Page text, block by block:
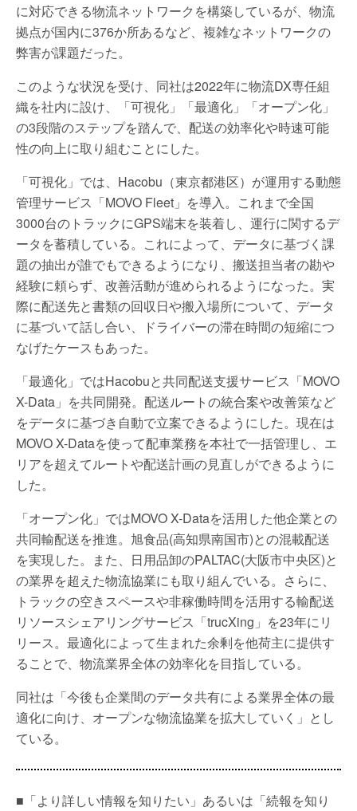
に対応できる物流ネットワークを構築しているが、物流
拠点が国内に376か所あるなど、複雑なネットワークの
弊害が課題だった。
このような状況を受け、同社は2022年に物流DX専任組
織を社内に設け、「可視化」「最適化」「オープン化」
の3段階のステップを踏んで、配送の効率化や時速可能
性の向上に取り組むことにした。
「可視化」では、Hacobu（東京都港区）が運用する動態
管理サービス「MOVO Fleet」を導入。これまで全国
3000台のトラックにGPS端末を装着し、運行に関するデ
ータを蓄積している。これによって、データに基づく課
題の抽出が誰でもできるようになり、搬送担当者の勘や
経験に頼らず、改善活動が進められるようになった。実
際に配送先と書類の回収日や搬入場所について、データ
に基づいて話し合い、ドライバーの滞在時間の短縮につ
なげたケースもあった。
「最適化」ではHacobuと共同配送支援サービス「MOVO
X-Data」を共同開発。配送ルートの統合案や改善策など
をデータに基づき自動で立案できるようにした。現在は
MOVO X-Dataを使って配車業務を本社で一括管理し、エ
リアを超えてルートや配送計画の見直しができるように
した。
「オープン化」ではMOVO X-Dataを活用した他企業との
共同輸配送を推進。旭食品(高知県南国市)との混載配送
を実現した。また、日用品卸のPALTAC(大阪市中央区)と
の業界を超えた物流協業にも取り組んでいる。さらに、
トラックの空きスペースや非稼働時間を活用する輸配送
リソースシェアリングサービス「trucXing」を23年にリ
リース。最適化によって生まれた余剰を他荷主に提供す
ることで、物流業界全体の効率化を目指している。
同社は「今後も企業間のデータ共有による業界全体の最
適化に向け、オープンな物流協業を拡大していく」とし
ている。
■「より詳しい情報を知りたい」あるいは「続報を知り